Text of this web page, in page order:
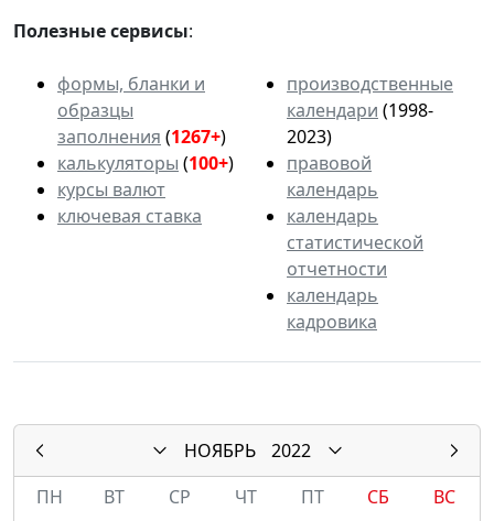
Полезные сервисы:
формы, бланки и
образцы
заполнения (1267+)
калькуляторы (100+)
курсы валют
ключевая ставка
производственные
календари (1998-
2023)
правовой
календарь
календарь
статистической
отчетности
календарь
кадровика
НОЯБРЬ
2022
ПН
ВТ СР ЧТ ПТ СБ
ВС